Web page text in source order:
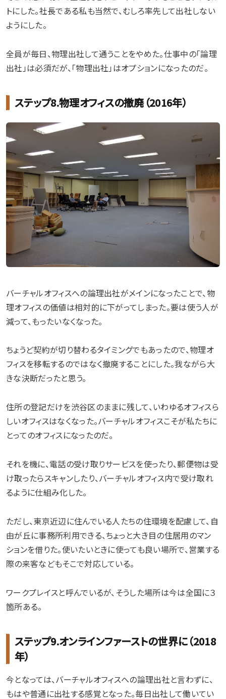
トにした。社長である私も当然で、むしろ率先して出社しない
ようにした。
全員が毎日、物理出社して通うことをやめた。仕事中の「論理
出社」は必須だが、「物理出社」はオプションになったのだ。
ステップ8.物理オフィスの撤廃（2016年）
バーチャルオフィスへの論理出社がメインになったことで、物
理オフィスの価値は相対的に下がってしまった。要は使う人が
減って、もったいなくなった。
ちょうど契約が切り替わるタイミングでもあったので、物理オ
フィスを移転するのではなく撤廃することにした。我ながら大
きな決断だったと思う。
住所の登記だけを渋谷区のままに残して、いわゆるオフィスら
しいオフィスはなくなった。バーチャルオフィスこそが私たちに
とってのオフィスになったのだ。
それを機に、電話の受け取りサービスを使ったり、郵便物は受
け取ったらスキャンしたり、バーチャルオフィス内で受け取れ
るように仕組み化した。
ただし、東京近辺に住んでいる人たちの住環境を配慮して、自
由が丘に事務所利用できる、ちょっと大き目の住居用のマン
ションを借りた。使いたいときに使っても良い場所で、営業する
際の来客などもそこで対応している。
ワークプレイスと呼んでいるが、そうした場所は今は全国に３
箇所ある。
ステップ9.オンラインファーストの世界に（2018
年）
今となっては、バーチャルオフィスへの論理出社と言わずに、
もはや普通に出社する感覚となった。毎日出社して働いてい